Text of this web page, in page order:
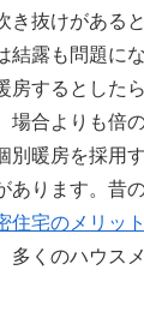
き抜けがある
結露も問題に
房するとした
場合よりも倍
別暖房を採用
あります。昔
住宅のメリット
多くのハウス